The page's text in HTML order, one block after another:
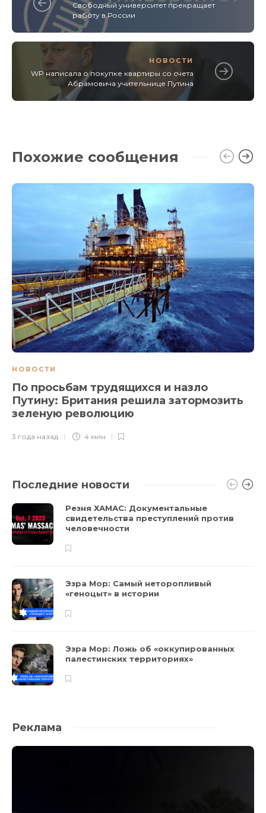
Свободный университет прекращает
работу в России
НОВОСТИ
WP написала о покупке квартиры со счета
Абрамовича учительнице Путина
Похожие сообщения
НОВОСТИ
По просьбам трудящихся и назло
Путину: Британия решила затормозить
зеленую революцию
3 года назад 4 мин
Последние новости
Резня ХАМАС: Документальные
свидетельства преступлений против
человечности
Эзра Мор: Самый неторопливый
«геноцыт» в истории
Эзра Мор: Ложь об «оккупированных
палестинских территориях»
Реклама